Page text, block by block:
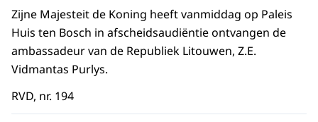
Zijne Majesteit de Koning heeft vanmiddag op Paleis
Huis ten Bosch in afscheidsaudiëntie ontvangen de
ambassadeur van de Republiek Litouwen, Z.E.
Vidmantas Purlys.
RVD, nr. 194